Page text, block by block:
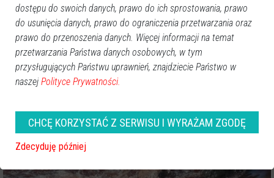
dostępu do swoich danych, prawo do ich sprostowania, prawo
do usunięcia danych, prawo do ograniczenia przetwarzania oraz
prawo do przenoszenia danych. Więcej informacji na temat
przetwarzania Państwa danych osobowych, w tym
przysługujących Państwu uprawnień, znajdziecie Państwo w
naszej Polityce Prywatności.
CHCĘ KORZYSTAĆ Z SERWISU I WYRAŻAM ZGODĘ
Zdecyduję później